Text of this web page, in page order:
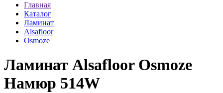
Главная
Каталог
Ламинат
Alsafloor
Osmoze
Ламинат Alsafloor Osmoze
Намюр 514W